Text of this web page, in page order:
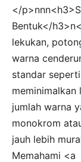
</
Bentuk</
lekukan,
warna
standar
meminimalkan
jumlah warna
monokrom
jauh lebih
Memahami <a